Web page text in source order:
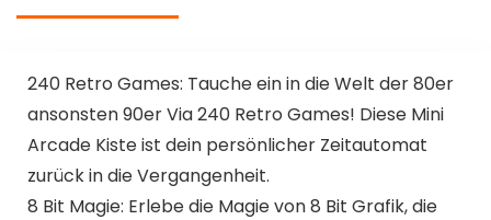
240 Retro Games: Tauche ein in die Welt der 80er
ansonsten 90er Via 240 Retro Games! Diese Mini
Arcade Kiste ist dein persönlicher Zeitautomat
zurück in die Vergangenheit.
8 Bit Magie: Erlebe die Magie von 8 Bit Grafik, die